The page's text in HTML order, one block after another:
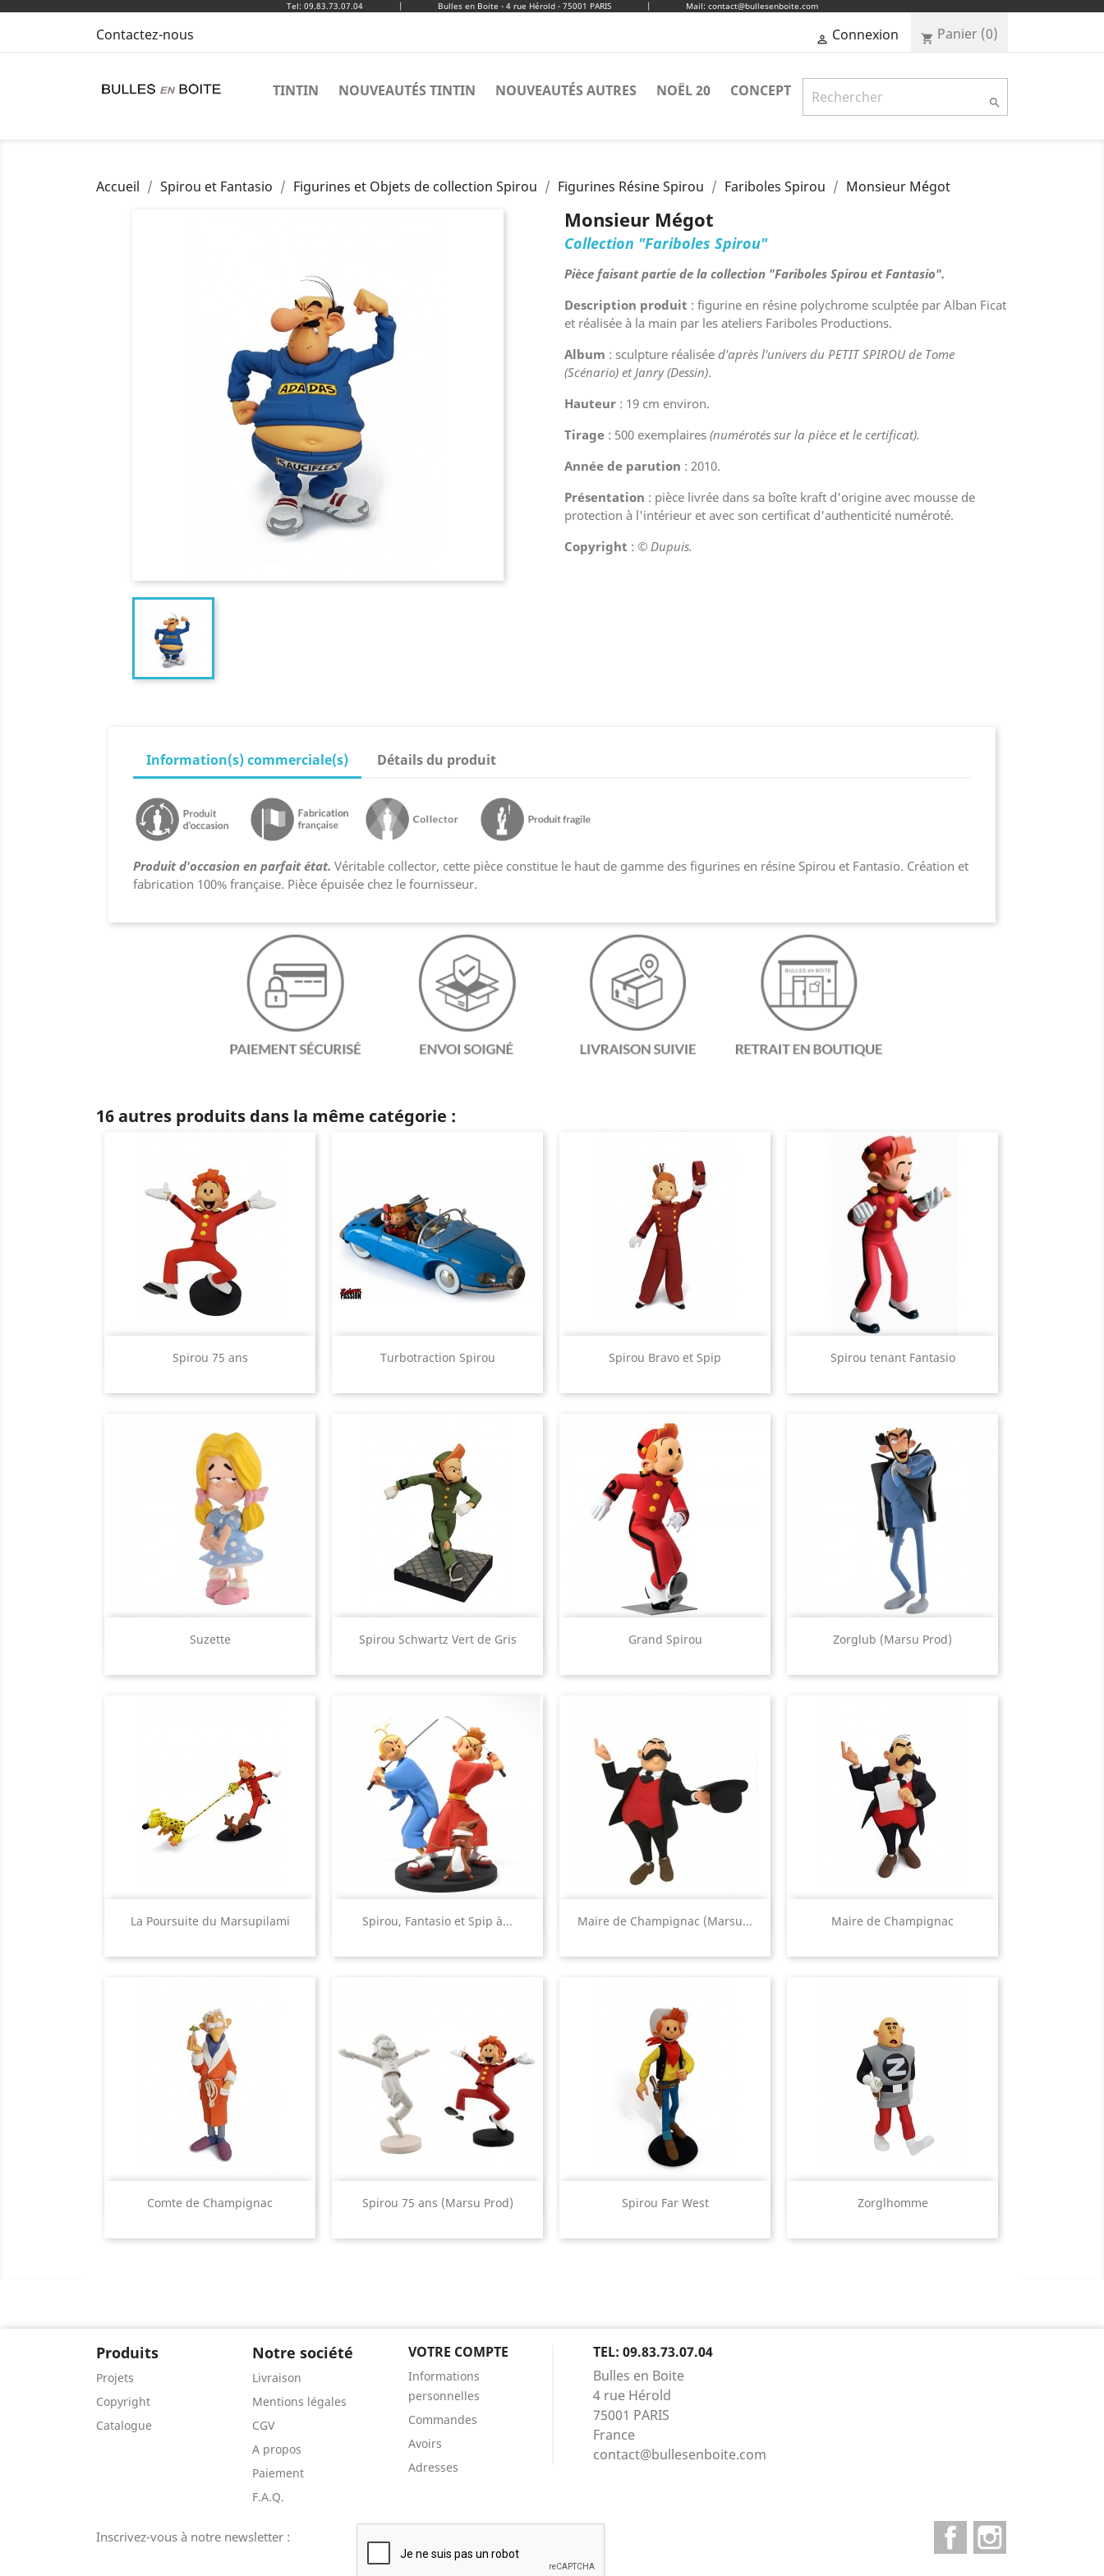
Tel: 09.83.73.07.04 | Bulles en Boite - 4 rue Hérold - 75001 PARIS | Mail: contact@bullesenboite.com
Contactez-nous  Connexion shopping_cart Panier (0)
TINTIN NOUVEAUTÉS TINTIN NOUVEAUTÉS AUTRES NOËL 20 CONCEPT

Accueil Spirou et Fantasio Figurines et Objets de collection Spirou Figurines Résine Spirou Fariboles Spirou Monsieur Mégot
Monsieur Mégot
Collection "Fariboles Spirou"
Pièce faisant partie de la collection "Fariboles Spirou et Fantasio".
Description produit : figurine en résine polychrome sculptée par Alban Ficat
et réalisée à la main par les ateliers Fariboles Productions.
Album : sculpture réalisée d'après l'univers du PETIT SPIROU de Tome
(Scénario) et Janry (Dessin).
Hauteur : 19 cm environ.
Tirage : 500 exemplaires (numérotés sur la pièce et le certificat).
Année de parution : 2010.
Présentation : pièce livrée dans sa boîte kraft d'origine avec mousse de
protection à l'intérieur et avec son certificat d'authenticité numéroté.
Copyright : © Dupuis.
Information(s) commerciale(s) Détails du produit
Produit d'occasion en parfait état. Véritable collector, cette pièce constitue le haut de gamme des figurines en résine Spirou et Fantasio. Création et
fabrication 100% française. Pièce épuisée chez le fournisseur.
16 autres produits dans la même catégorie :
Spirou 75 ans
Aperçu rapide Turbotraction Spirou
Aperçu rapide Spirou Bravo et Spip
Aperçu rapide Spirou tenant Fantasio
Aperçu rapide
Suzette
Aperçu rapide Spirou Schwartz Vert de Gris
 Aperçu rapide Grand Spirou
Aperçu rapide Zorglub (Marsu Prod)
Aperçu rapide
La Poursuite du Marsupilami
Aperçu rapide Spirou, Fantasio et Spip à...
 Aperçu rapide Maire de Champignac (Marsu...
Aperçu rapide Maire de Champignac
Aperçu rapide
Comte de Champignac
Aperçu rapide Spirou 75 ans (Marsu Prod)
 Aperçu rapide Spirou Far West
Aperçu rapide Zorglhomme
Aperçu rapide
Produits
Projets
Copyright
Catalogue
Notre société
Livraison
Mentions légales
CGV
A propos
Paiement
F.A.Q.
VOTRE COMPTE
Informations
personnelles
Commandes
Avoirs
Adresses
TEL: 09.83.73.07.04
Bulles en Boite
4 rue Hérold
75001 PARIS
France
contact@bullesenboite.com
Inscrivez-vous à notre newsletter : Facebook